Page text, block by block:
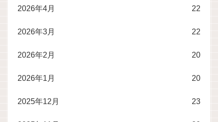
2026年4月 22
2026年3月 22
2026年2月 20
2026年1月 20
2025年12月 23